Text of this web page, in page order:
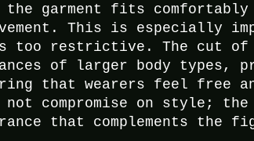
the garment fits
This is especially
too restrictive. The cut of
of larger body
that wearers feel free
not compromise on style;
that complements the